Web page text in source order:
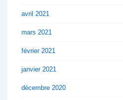
avril 2021
mars 2021
février 2021
janvier 2021
décembre 2020